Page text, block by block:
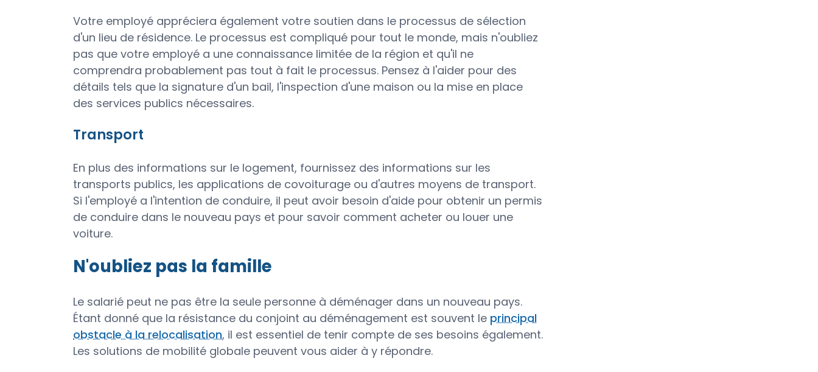
Votre employé appréciera également votre soutien dans le processus de sélection
d'un lieu de résidence. Le processus est compliqué pour tout le monde, mais n'oubliez
pas que votre employé a une connaissance limitée de la région et qu'il ne
comprendra probablement pas tout à fait le processus. Pensez à l'aider pour des
détails tels que la signature d'un bail, l'inspection d'une maison ou la mise en place
des services publics nécessaires.
Transport
En plus des informations sur le logement, fournissez des informations sur les
transports publics, les applications de covoiturage ou d'autres moyens de transport.
Si l'employé a l'intention de conduire, il peut avoir besoin d'aide pour obtenir un permis
de conduire dans le nouveau pays et pour savoir comment acheter ou louer une
voiture.
N'oubliez pas la famille
Le salarié peut ne pas être la seule personne à déménager dans un nouveau pays.
Étant donné que la résistance du conjoint au déménagement est souvent le principal
obstacle à la relocalisation, il est essentiel de tenir compte de ses besoins également.
Les solutions de mobilité globale peuvent vous aider à y répondre.